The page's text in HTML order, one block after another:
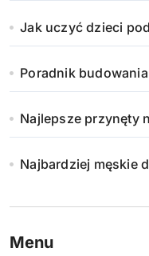
Jak uczyć dzieci
Poradnik
Najlepsze przynęty
Najbardziej męskie
Menu